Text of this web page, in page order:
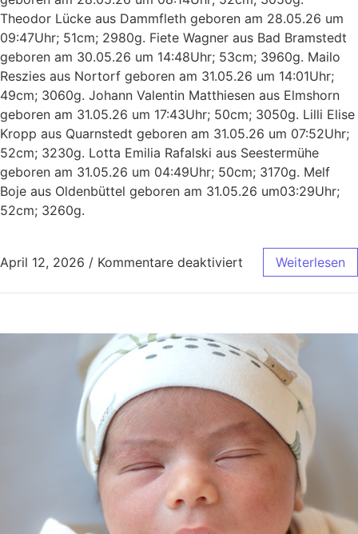
Theodor Lücke aus Dammfleth geboren am 28.05.26 um
09:47Uhr; 51cm; 2980g. Fiete Wagner aus Bad Bramstedt
geboren am 30.05.26 um 14:48Uhr; 53cm; 3960g. Mailo
Reszies aus Nortorf geboren am 31.05.26 um 14:01Uhr;
49cm; 3060g. Johann Valentin Matthiesen aus Elmshorn
geboren am 31.05.26 um 17:43Uhr; 50cm; 3050g. Lilli Elise
Kropp aus Quarnstedt geboren am 31.05.26 um 07:52Uhr;
52cm; 3230g. Lotta Emilia Rafalski aus Seestermühe
geboren am 31.05.26 um 04:49Uhr; 50cm; 3170g. Melf
Boje aus Oldenbüttel geboren am 31.05.26 um03:29Uhr;
52cm; 3260g.
April 12, 2026 / Kommentare deaktiviert Weiterlesen